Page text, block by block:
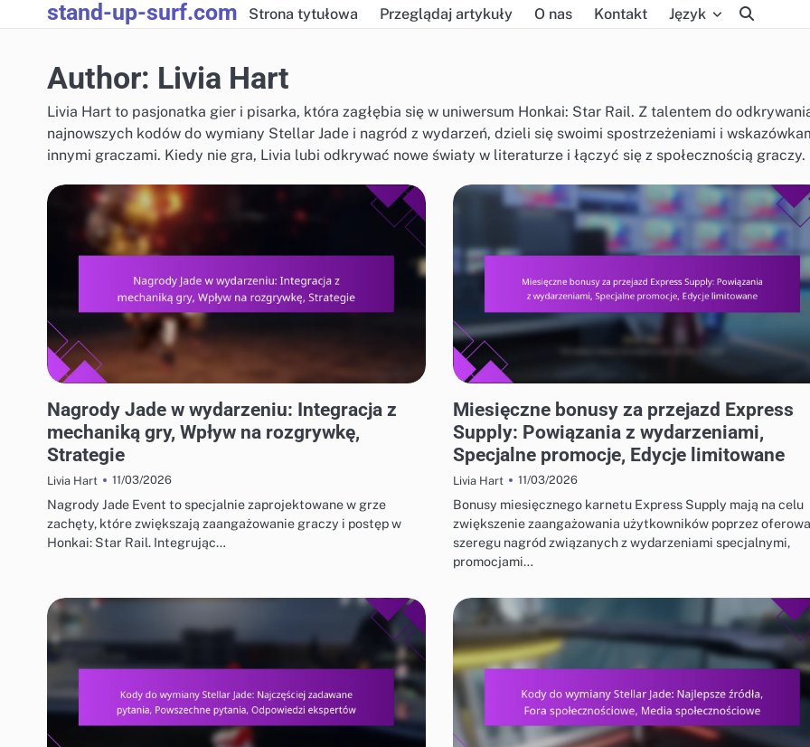
to
stand-up-surf.com Strona tytułowa Przeglądaj artykuły O nas Kontakt Język
Author: Livia Hart
Livia Hart to pasjonatka gier i pisarka, która zagłębia się w uniwersum Honkai: Star Rail. Z talentem do
najnowszych kodów do wymiany Stellar Jade i nagród z wydarzeń, dzieli się swoimi spostrzeżeniami i
innymi graczami. Kiedy nie gra, Livia lubi odkrywać nowe światy w literaturze i łączyć się z społecznością graczy.
Nagrody Jade w wydarzeniu: Integracja z
mechaniką gry, Wpływ na rozgrywkę,
Strategie
Livia Hart 11/03/2026
Nagrody Jade Event to specjalnie zaprojektowane w grze
zachęty, które zwiększają zaangażowanie graczy i postęp w
Honkai: Star Rail. Integrując…
Miesięczne bonusy za przejazd Express
Supply: Powiązania z wydarzeniami,
Specjalne promocje, Edycje limitowane
Livia Hart 11/03/2026
Bonusy miesięcznego karnetu Express Supply mają na celu
zwiększenie zaangażowania użytkowników poprzez
szeregu nagród związanych z wydarzeniami specjalnymi,
promocjami…